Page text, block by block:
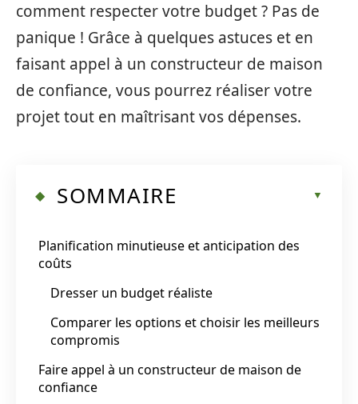
comment respecter votre budget ? Pas de
panique ! Grâce à quelques astuces et en
faisant appel à un constructeur de maison
de confiance, vous pourrez réaliser votre
projet tout en maîtrisant vos dépenses.
SOMMAIRE
Planification minutieuse et anticipation des
coûts
Dresser un budget réaliste
Comparer les options et choisir les meilleurs
compromis
Faire appel à un constructeur de maison de
confiance